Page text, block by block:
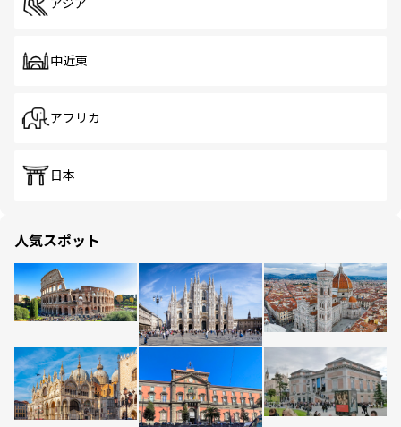
アジア
中近東
アフリカ
日本
人気スポット